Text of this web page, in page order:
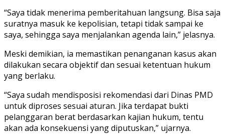
“Saya tidak menerima pemberitahuan langsung. Bisa saja
suratnya masuk ke kepolisian, tetapi tidak sampai ke
saya, sehingga saya menjalankan agenda lain,” jelasnya.
Meski demikian, ia memastikan penanganan kasus akan
dilakukan secara objektif dan sesuai ketentuan hukum
yang berlaku.
“Saya sudah mendisposisi rekomendasi dari Dinas PMD
untuk diproses sesuai aturan. Jika terdapat bukti
pelanggaran berat berdasarkan kajian hukum, tentu
akan ada konsekuensi yang diputuskan,” ujarnya.